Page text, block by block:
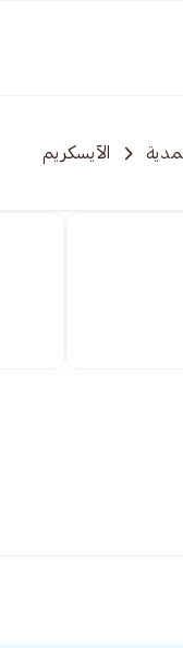
الآيسكريم